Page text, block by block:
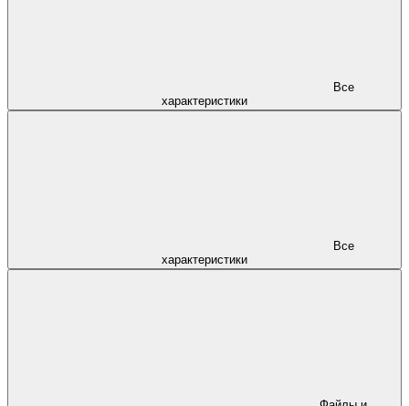
характеристики
характеристики